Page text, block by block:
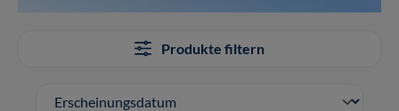
Produkte filtern